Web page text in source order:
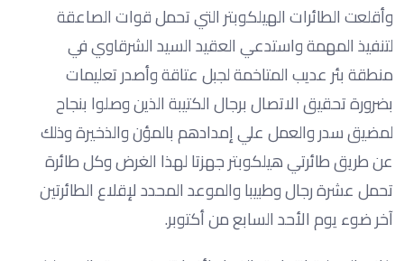
وأقلعت الطائرات الهيلكوبتر التي تحمل قوات الصاعقة
لتنفيذ المهمة واستدعي العقيد السيد الشرقاوي في
منطقة بئر عديب المتاخمة لجبل عتاقة وأصدر تعليمات
بضرورة تحقيق الاتصال برجال الكتيبة الذين وصلوا بنجاح
لمضيق سدر والعمل علي إمدادهم بالمؤن والذخيرة وذلك
عن طريق طائرتي هيلكوبتر جهزتا لهذا الغرض وكل طائرة
تحمل عشرة رجال وطبيبا والموعد المحدد لإقلاع الطائرتين
آخر ضوء يوم الأحد السابع من أكتوبر.